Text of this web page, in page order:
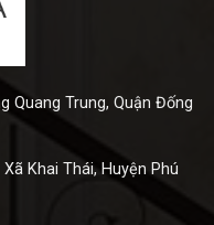
Quang Trung, Quận Đống
Khai Thái, Huyện Phú